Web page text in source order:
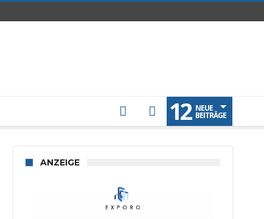
12 NEUE
BEITRÄGE
ANZEIGE